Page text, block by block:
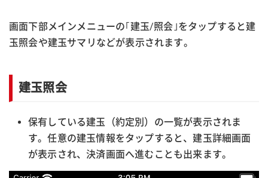
画面下部メインメニューの｢建玉/照会｣をタップすると建
玉照会や建玉サマリなどが表示されます。
建玉照会
保有している建玉（約定別）の一覧が表示されま
す。任意の建玉情報をタップすると、建玉詳細画面
が表示され、決済画面へ進むことも出来ます。